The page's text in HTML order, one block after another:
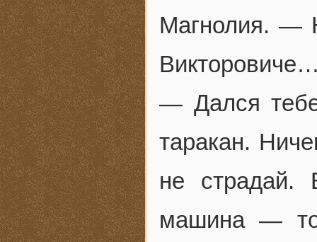
Магнолия. —
— Дался тебе
таракан.
не
машина — то